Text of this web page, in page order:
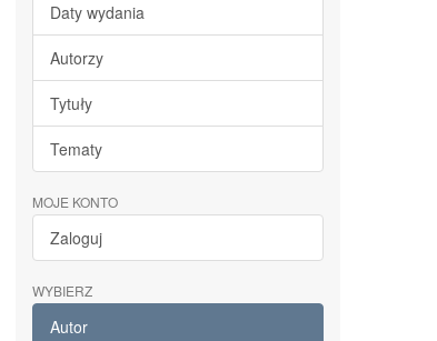
Daty wydania
Autorzy
Tytuły
Tematy
MOJE KONTO
Zaloguj
WYBIERZ
Autor